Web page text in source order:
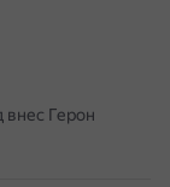
внес Герон